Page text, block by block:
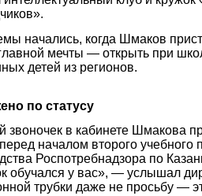
начались, когда Шмаков
мечты — открыть при
детей из регионов.
по статусу
звоночек в кабинете Шмакова
началом второго учебного
Роспотребнадзора по
обучался у вас», — услышал
трубки даже не просьбу —